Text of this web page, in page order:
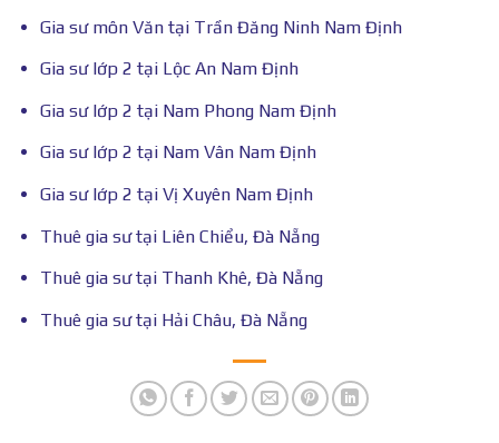
Gia sư môn Văn tại Trần Đăng Ninh Nam Định
Gia sư lớp 2 tại Lộc An Nam Định
Gia sư lớp 2 tại Nam Phong Nam Định
Gia sư lớp 2 tại Nam Vân Nam Định
Gia sư lớp 2 tại Vị Xuyên Nam Định
Thuê gia sư tại Liên Chiểu, Đà Nẵng
Thuê gia sư tại Thanh Khê, Đà Nẵng
Thuê gia sư tại Hải Châu, Đà Nẵng